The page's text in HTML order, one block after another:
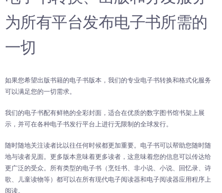
为所有平台发布电子书所需的
一切
如果您希望出版书籍的电子书版本，我们的专业电子书转换和格式化服务
可以满足您的一切需求。
我们的电子书配有鲜艳的全彩封面，适合在优质的数字图书馆书架上展
示，并可在各种电子书发行平台上进行无限制的全球发行。
随时随地关注读者比以往任何时候都更加重要。电子书可以帮助您随时随
地与读者见面。更多版本意味着更多读者，这意味着您的信息可以传达给
更广泛的受众。所有类型的电子书（烹饪书、非小说、小说、回忆录、诗
歌、儿童读物等）都可以在所有现代电子阅读器和电子阅读器应用程序上
阅读。